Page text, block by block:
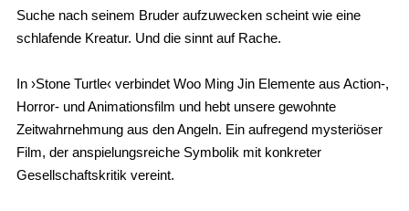
Suche nach seinem Bruder aufzuwecken scheint wie eine
schlafende Kreatur. Und die sinnt auf Rache.
In ›Stone Turtle‹ verbindet Woo Ming Jin Elemente aus Action-,
Horror- und Animationsfilm und hebt unsere gewohnte
Zeitwahrnehmung aus den Angeln. Ein aufregend mysteriöser
Film, der anspielungsreiche Symbolik mit konkreter
Gesellschaftskritik vereint.